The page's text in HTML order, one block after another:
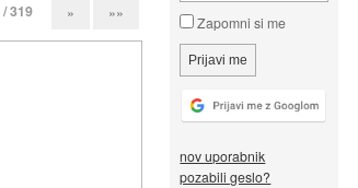
Zapomni si me
nov uporabnik
pozabili geslo?
/ 319 » »»